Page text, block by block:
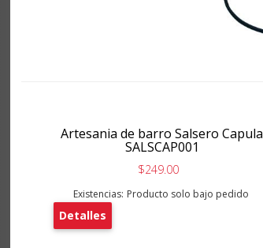
Artesania de barro Salsero Capula
SALSCAP001
$249.00
Existencias: Producto solo bajo pedido
Detalles